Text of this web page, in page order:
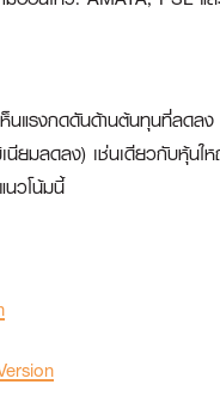
ห็นแรงกดดันด้านต้นทุนที่ลด
นียมลดลง) เช่นเดียวกับหุ้
นวโน้มนี้